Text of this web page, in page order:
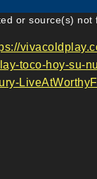
or source(s) not
toco-hoy-su-